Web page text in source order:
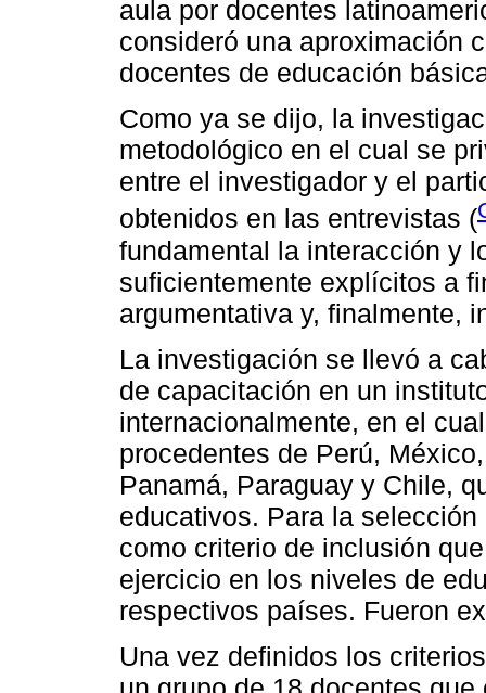
aula por docentes
consideró una aproximación
docentes de educación
Como ya se dijo, la
metodológico en el cual se
entre el investigador y el
obtenidos en las entrevistas (
fundamental la interacción y
suficientemente explícitos a
argumentativa y, finalmente,
La investigación se llevó a
de capacitación en un
internacionalmente, en el
procedentes de Perú,
Panamá, Paraguay y Chile,
educativos. Para la
como criterio de inclusión
ejercicio en los niveles de
respectivos países. Fueron
Una vez definidos los